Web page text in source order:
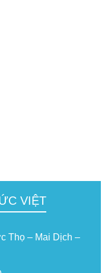
VIỆT
Thọ – Mai Dịch –